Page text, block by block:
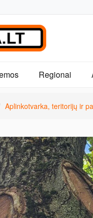
Regionai
Aplinkotvarka, teritorijų ir